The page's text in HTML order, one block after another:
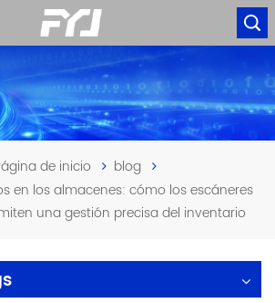
de inicio
blog
en los almacenes: cómo los escáneres
una gestión precisa del inventario